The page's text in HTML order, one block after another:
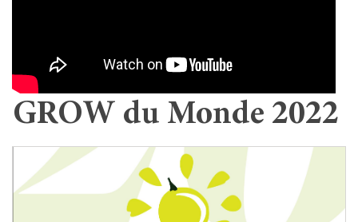
GROW du Monde 2022